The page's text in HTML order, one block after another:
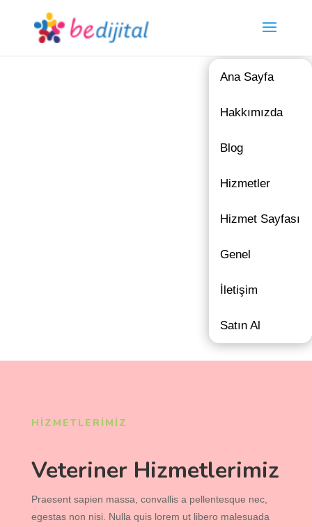
Ana Sayfa
Hakkımızda
Blog
Hizmetler
Hizmet Sayfası
Genel
İletişim
Satın Al
HİZMETLERİMİZ
Veteriner Hizmetlerimiz
Praesent sapien massa, convallis a pellentesque nec,
egestas non nisi. Nulla quis lorem ut libero malesuada